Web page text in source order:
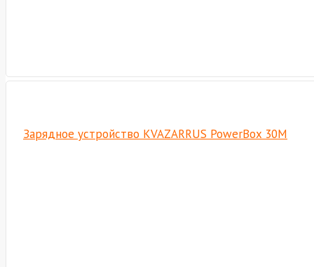
Зарядное устройство KVAZARRUS PowerBox 30M